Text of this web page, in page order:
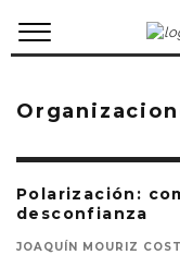
Polarización:
desconfianza
JOAQUÍN MOURIZ